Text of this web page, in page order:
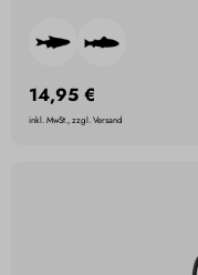
14,95 €
inkl. MwSt., zzgl. Versand